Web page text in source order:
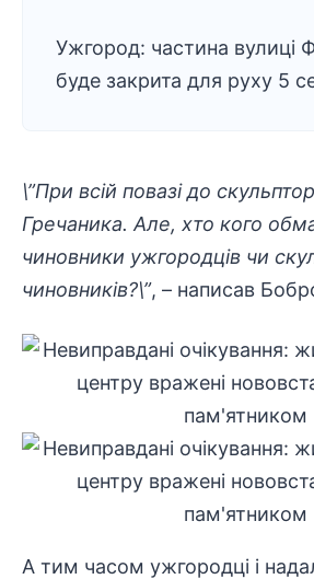
Ужгород: частина вулиці
буде закрита для руху 5
\”При всій повазі до
Гречаника. Але, хто кого
чиновники ужгородців чи
чиновників?\”, – написав
А тим часом ужгородці і